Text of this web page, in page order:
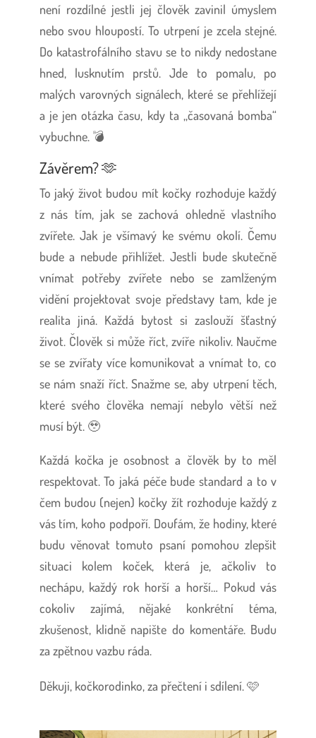
není rozdílné jestli jej člověk zavinil úmyslem
nebo svou hloupostí. To utrpení je zcela stejné.
Do katastrofálního stavu se to nikdy nedostane
hned, lusknutím prstů. Jde to pomalu, po
malých varovných signálech, které se přehlížejí
a je jen otázka času, kdy ta ,,časovaná bomba“
vybuchne. 💣
Závěrem? 🫶
To jaký život budou mít kočky rozhoduje každý
z nás tím, jak se zachová ohledně vlastního
zvířete. Jak je všímavý ke svému okolí. Čemu
bude a nebude přihlížet. Jestli bude skutečně
vnímat potřeby zvířete nebo se zamlženým
vidění projektovat svoje představy tam, kde je
realita jiná. Každá bytost si zaslouží šťastný
život. Člověk si může říct, zvíře nikoliv. Naučme
se se zvířaty více komunikovat a vnímat to, co
se nám snaží říct. Snažme se, aby utrpení těch,
které svého člověka nemají nebylo větší než
musí být. 🥹
Každá kočka je osobnost a člověk by to měl
respektovat. To jaká péče bude standard a to v
čem budou (nejen) kočky žít rozhoduje každý z
vás tím, koho podpoří. Doufám, že hodiny, které
budu věnovat tomuto psaní pomohou zlepšit
situaci kolem koček, která je, ačkoliv to
nechápu, každý rok horší a horší… Pokud vás
cokoliv zajímá, nějaké konkrétní téma,
zkušenost, klidně napište do komentáře. Budu
za zpětnou vazbu ráda.
Děkuji, kočkorodinko, za přečtení i sdílení. 🩷